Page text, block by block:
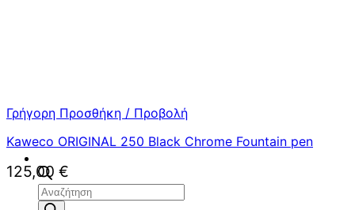
Αναζήτηση
προϊόντων
Γρήγορη Προσθήκη / Προβολή
Kaweco ORIGINAL 250 Black Chrome Fountain pen
125,00 €